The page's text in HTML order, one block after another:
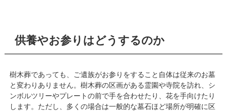
供養やお参りはどうするのか
樹木葬であっても、ご遺族がお参りをすること自体は従来のお墓
と変わりありません。樹木葬の区画がある霊園や寺院を訪れ、シ
ンボルツリーやプレートの前で手を合わせたり、花を手向けたり
します。ただし、多くの場合は一般的な墓石ほど場所が明確に区